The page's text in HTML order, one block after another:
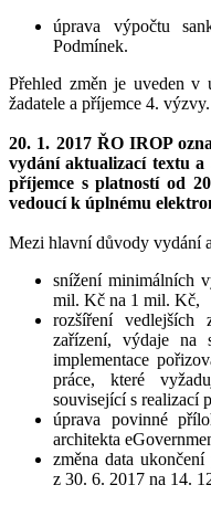
úprava výpočtu
Podmínek.
Přehled změn je uveden v
žadatele a příjemce 4.
20. 1. 2017 ŘO IROP
vydání aktualizací textu a
příjemce s platností od
vedoucí k úplnému
Mezi hlavní důvody vydání
snížení minimálních
mil. Kč na 1 mil. Kč,
rozšíření
zařízení, výdaje na
implementace
práce, které
související s realizací
úprava povinné
architekta
změna data
z 30. 6. 2017 na 14.